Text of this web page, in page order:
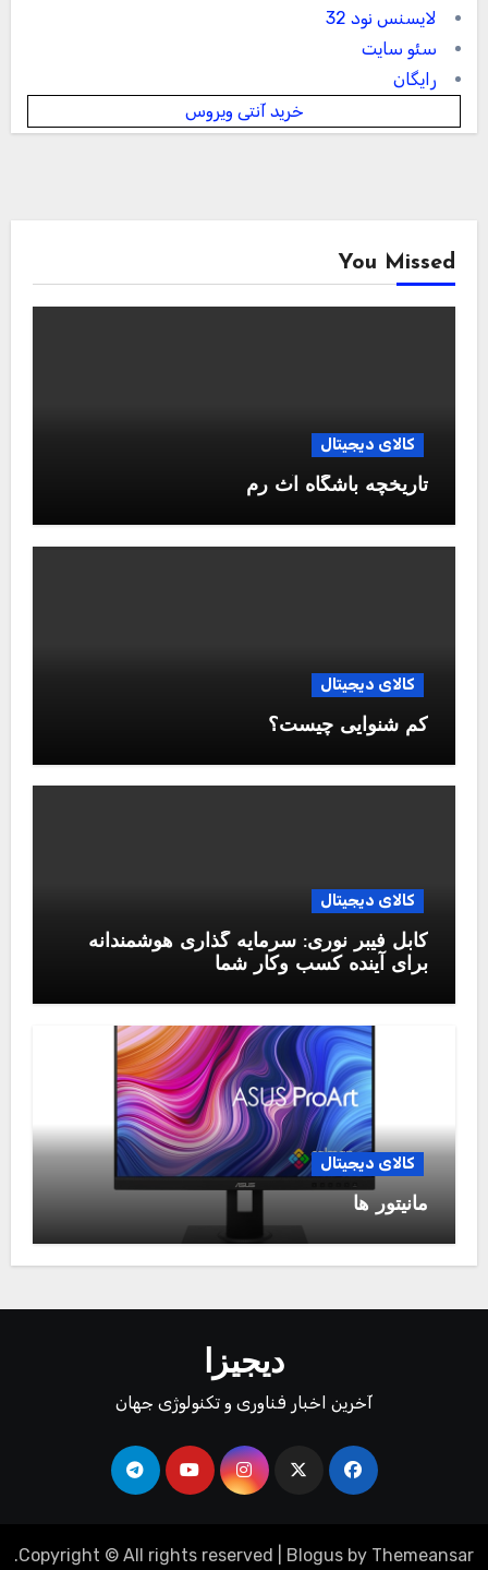
لایسنس نود 32
سئو سایت
رایگان
خرید آنتی ویروس
You Missed
کالای دیجیتال
تاریخچه باشگاه آث رم
کالای دیجیتال
کم شنوایی چیست؟
کالای دیجیتال
کابل فیبر نوری: سرمایه گذاری هوشمندانه
برای آینده کسب وکار شما
کالای دیجیتال
مانیتور ها
دیجیزا
آخرین اخبار فناوری و تکنولوژی جهان
Copyright © All rights reserved Blogus by Themeansar
.